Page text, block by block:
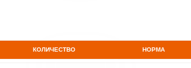
КОЛИЧЕСТВО НОРМА